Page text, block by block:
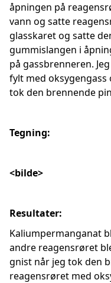
åpningen på
vann og satte
glasskaret og satte
gummislangen i
på gassbrenneren.
fylt med oksygengass
tok den brennende
Tegning:
<bilde>
Resultater:
Kaliumpermanganat
andre reagensrøret
gnist når jeg tok den
reagensrøret med